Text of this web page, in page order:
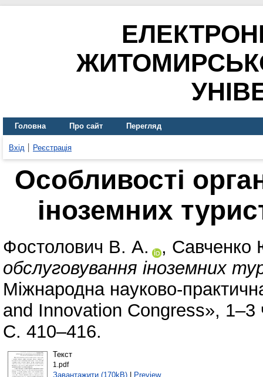
Головна Про сайт Перегляд
Вхід Реєстрація
Особливості
іноземних
Фостолович В. А. ,
обслуговування іноземних
Міжнародна науково-
and Innovation Congress», 1–3
С. 410–416.
Текст
1.pdf
Завантажити (170kB)| Preview